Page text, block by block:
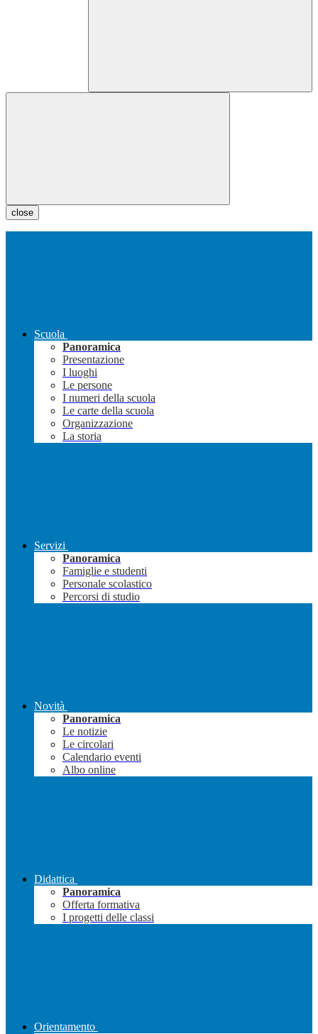
close
Scuola
Panoramica
Presentazione
I luoghi
Le persone
I numeri della scuola
Le carte della scuola
Organizzazione
La storia
Servizi
Panoramica
Famiglie e studenti
Personale scolastico
Percorsi di studio
Novità
Panoramica
Le notizie
Le circolari
Calendario eventi
Albo online
Didattica
Panoramica
Offerta formativa
I progetti delle classi
Orientamento